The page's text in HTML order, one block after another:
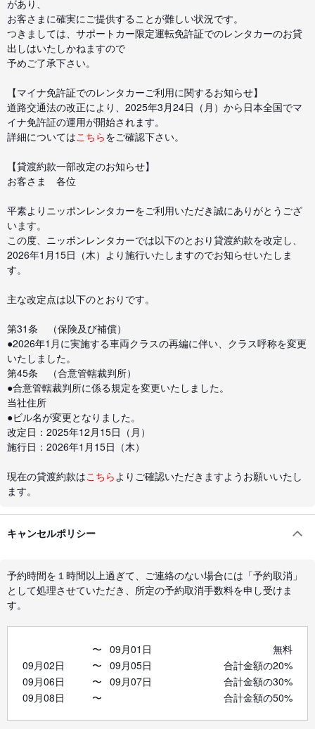
があり、
お客さまに確実にご提供することが難しい状況です。
つきましては、サポートカー限定運転免許証でのレンタカーのお貸
出しはいたしかねますので
予めご了承下さい。
【マイナ免許証でのレンタカーご利用に関するお知らせ】
道路交通法の改正により、2025年3月24日（月）から日本全国でマ
イナ免許証の運用が開始されます。
詳細についてはこちらをご確認下さい。
【貸渡約款一部改定のお知らせ】
お客さま 各位
平素よりニッポンレンタカーをご利用いただき誠にありがとうござ
います。
この度、ニッポンレンタカーでは以下のとおり貸渡約款を改定し、
2026年1月15日（木）より施行いたしますのでお知らせいたしま
す。
主な改定点は以下のとおりです。
第31条 （保険及び補償）
●2026年1月に実施する車両クラスの再編に伴い、クラス呼称を変更
いたしました。
第45条 （合意管轄裁判所）
●合意管轄裁判所に係る規定を変更いたしました。
当社住所
●ビル名が変更となりました。
改定日：2025年12月15日（月）
施行日：2026年1月15日（木）
現在の貸渡約款はこちら よりご確認いただきますようお願いいたし
ます。
キャンセルポリシー
予約時間を１時間以上過ぎて、ご連絡のない場合には「予約取消」
として処理させていただき、所定の予約取消手数料を申し受けま
す。
〜 09月01日
無料
09月02日
〜 09月05日
合計金額の20%
09月06日
〜 09月07日
合計金額の30%
09月08日
〜 合計金額の50%